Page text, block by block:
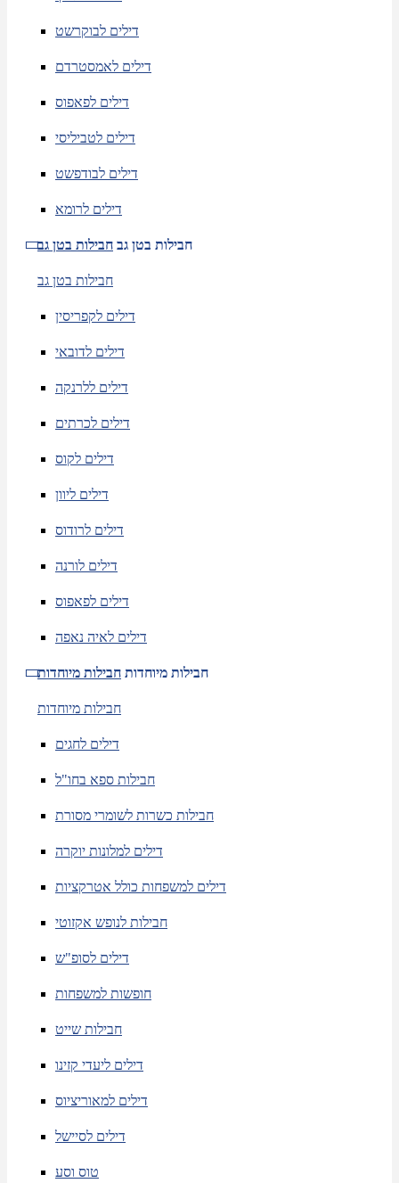
דילים לבוקרשט
דילים לאמסטרדם
דילים לפאפוס
דילים לטביליסי
דילים לבודפשט
דילים לרומא
חבילות בטן גב חבילות בטן גב
חבילות בטן גב
דילים לקפריסין
דילים לדובאי
דילים ללרנקה
דילים לכרתים
דילים לקוס
דילים ליוון
דילים לרודוס
דילים לורנה
דילים לפאפוס
דילים לאיה נאפה
חבילות מיוחדות חבילות מיוחדות
חבילות מיוחדות
דילים לחגים
חבילות ספא בחו"ל
חבילות כשרות לשומרי מסורת
דילים למלונות יוקרה
דילים למשפחות כולל אטרקציות
חבילות לנופש אקזוטי
דילים לסופ"ש
חופשות למשפחות
חבילות שייט
דילים ליעדי קזינו
דילים למאוריציוס
דילים לסיישל
טוס וסע